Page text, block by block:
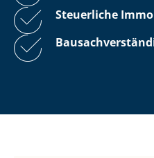
Steuerliche